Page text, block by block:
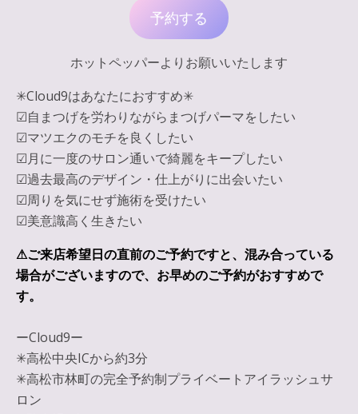
予約する
ホットペッパーよりお願いいたします
✳︎Cloud9はあなたにおすすめ✳︎
☑︎自まつげを労わりながらまつげパーマをしたい
☑︎マツエクのモチを良くしたい
☑︎月に一度のサロン通いで綺麗をキープしたい
☑︎過去最高のデザイン・仕上がりに出会いたい
☑︎周りを気にせず施術を受けたい
☑︎美意識高く生きたい
⚠︎ご来店希望日の直前のご予約ですと、混み合っている
場合がございますので、お早めのご予約がおすすめで
す。
ーCloud9ー
✳︎高松中央ICから約3分
✳︎高松市林町の完全予約制プライベートアイラッシュサ
ロン